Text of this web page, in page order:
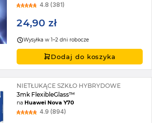
4.8 (381)
24,90 zł
Wysyłka w 1–2 dni robocze
Dodaj do koszyka
NIETŁUKĄCE SZKŁO HYBRYDOWE
3mk FlexibleGlass™
naHuawei Nova Y70
4.9 (894)